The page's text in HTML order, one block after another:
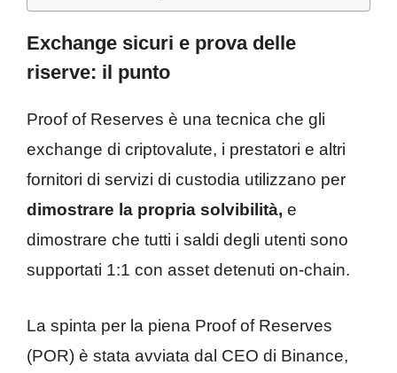
Exchange sicuri e prova delle
riserve: il punto
Proof of Reserves è una tecnica che gli
exchange di criptovalute, i prestatori e altri
fornitori di servizi di custodia utilizzano per
dimostrare la propria solvibilità, e
dimostrare che tutti i saldi degli utenti sono
supportati 1:1 con asset detenuti on-chain.
La spinta per la piena Proof of Reserves
(POR) è stata avviata dal CEO di Binance,